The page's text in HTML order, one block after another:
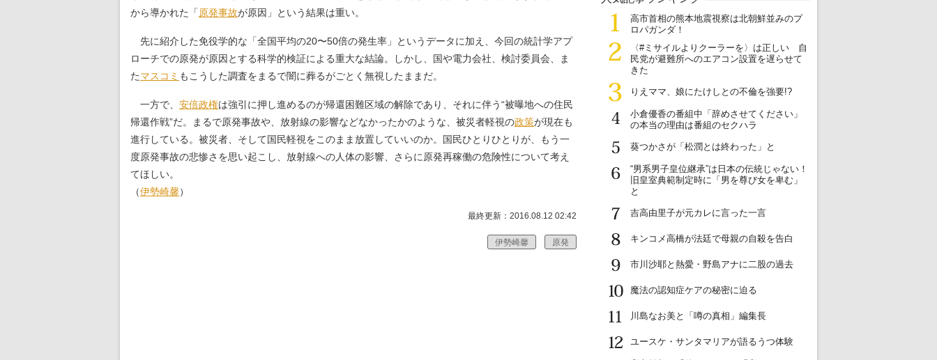
から導かれた「 原発事故が原因」という結果は重い。
先に紹介した免役学的な「全国平均の20〜50倍の発生率」というデータに加え、今回の統計学アプ
ローチでの原発が原因とする科学的検証による重大な結論。しかし、国や電力会社、検討委員会、ま
たマスコミ もこうした調査をまるで闇に葬るがごとく無視したままだ。
一方で、 安倍政権は強引に押し進めるのが帰還困難区域の解除であり、それに伴う“被曝地への住民
帰還作戦”だ。まるで原発事故や、放射線の影響などなかったかのような、被災者軽視の政策が現在も
進行している。被災者、そして国民軽視をこのまま放置していいのか。国民ひとりひとりが、もう一
度原発事故の悲惨さを思い起こし、放射線への人体の影響、さらに原発再稼働の危険性について考え
てほしい。
（伊勢崎馨）
最終更新：2016.08.12 02:42
伊勢崎馨 原発
1
高市首相の熊本地震視察は北朝鮮並みのプ
ロパガンダ！
2
〈#ミサイルよりクーラーを〉は正しい 自
民党が避難所へのエアコン設置を遅らせて
きた
3
りえママ、娘にたけしとの不倫を強要!?
4
小倉優香の番組中「辞めさせてください」
の本当の理由は番組のセクハラ
5
葵つかさが「松潤とは終わった」と
6
“男系男子皇位継承”は日本の伝統じゃない！
旧皇室典範制定時に「男を尊び女を卑む」
と
7
吉高由里子が元カレに言った一言
8
キンコメ高橋が法廷で母親の自殺を告白
9
市川沙耶と熱愛・野島アナに二股の過去
10
魔法の認知症ケアの秘密に迫る
11
川島なお美と「噂の真相」編集長
12
ユースケ・サンタマリアが語るうつ体験